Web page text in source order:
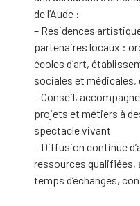
de l’Aude :
– Résidences
partenaires locaux :
écoles d’art,
sociales et
– Conseil,
projets et métiers à
spectacle vivant
– Diffusion continue
ressources qualifiées,
temps d’échanges,